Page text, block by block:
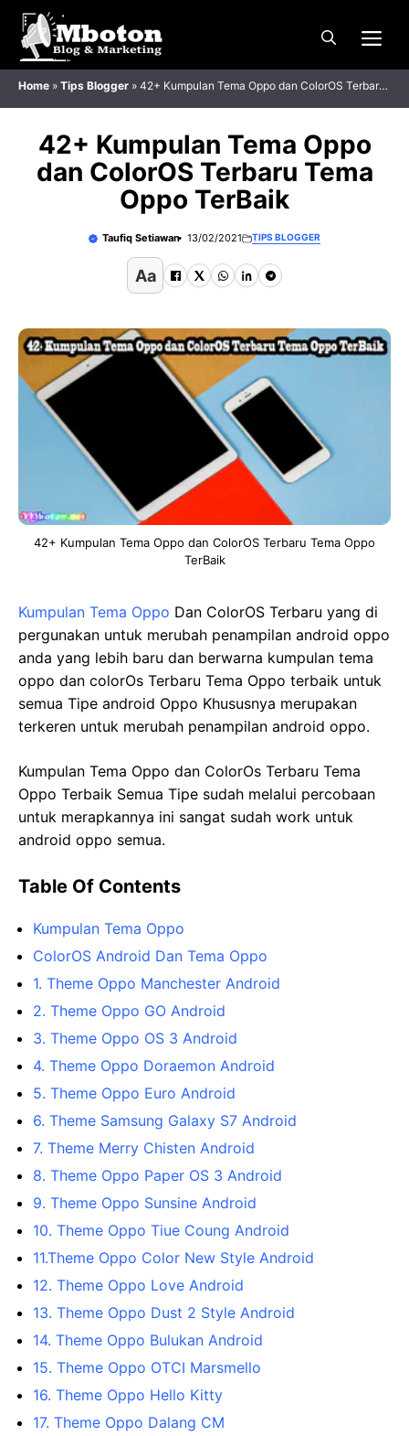
Langsung
Home » Tips Blogger » 42+ Kumpulan Tema Oppo dan ColorOS Terbaru
Tema Oppo TerBaik
42+ Kumpulan Tema Oppo
dan ColorOS Terbaru Tema
Oppo TerBaik
Taufiq Setiawan 13/02/2021 TIPS BLOGGER
Aa
42+ Kumpulan Tema Oppo dan ColorOS Terbaru Tema Oppo
TerBaik
Kumpulan Tema Oppo Dan ColorOS Terbaru yang di
pergunakan untuk merubah penampilan android oppo
anda yang lebih baru dan berwarna kumpulan tema
oppo dan colorOs Terbaru Tema Oppo terbaik untuk
semua Tipe android Oppo Khususnya merupakan
terkeren untuk merubah penampilan android oppo.
Kumpulan Tema Oppo dan ColorOs Terbaru Tema
Oppo Terbaik Semua Tipe sudah melalui percobaan
untuk merapkannya ini sangat sudah work untuk
android oppo semua.
Table Of Contents
Kumpulan Tema Oppo
ColorOS Android Dan Tema Oppo
1. Theme Oppo Manchester Android
2. Theme Oppo GO Android
3. Theme Oppo OS 3 Android
4. Theme Oppo Doraemon Android
5. Theme Oppo Euro Android
6. Theme Samsung Galaxy S7 Android
7. Theme Merry Chisten Android
8. Theme Oppo Paper OS 3 Android
9. Theme Oppo Sunsine Android
10. Theme Oppo Tiue Coung Android
11.Theme Oppo Color New Style Android
12. Theme Oppo Love Android
13. Theme Oppo Dust 2 Style Android
14. Theme Oppo Bulukan Android
15. Theme Oppo OTCI Marsmello
16. Theme Oppo Hello Kitty
17. Theme Oppo Dalang CM